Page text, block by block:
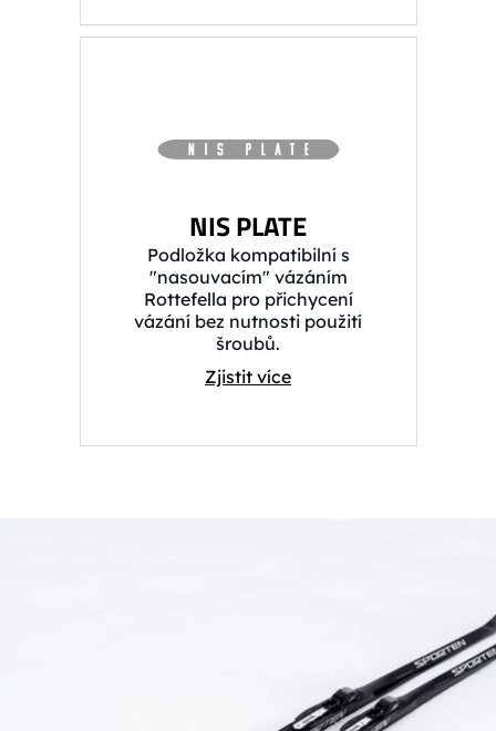
NIS PLATE
Podložka kompatibilní s
"nasouvacím" vázáním
Rottefella pro přichycení
vázání bez nutnosti použití
šroubů.
Zjistit více